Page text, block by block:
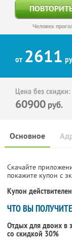
Человек
от 2611
Цена без скидки:
60900 руб.
Основное
Скачайте
покажите купон с
Купон
ЧТО ВЫ
Отдых для двоих в
со скидкой 30%